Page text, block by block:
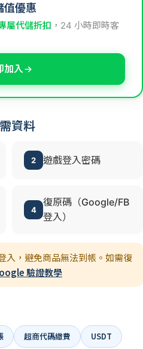
值優惠
屬代儲折扣 ，24 小時即時客
加入
資料
2 遊戲登入密碼
4
復原碼（Google/FB
登入）
入，避免商品無法到帳。如需復
驗證教學
超商代碼繳費
USDT